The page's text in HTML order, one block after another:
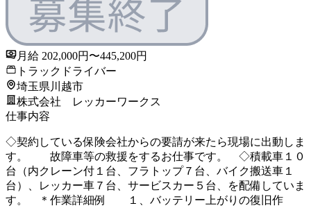
月給 202,000円〜445,200円
トラックドライバー
埼玉県川越市
株式会社 レッカーワークス
仕事内容
◇契約している保険会社からの要請が来たら現場に出動しま
す。 故障車等の救援をするお仕事です。 ◇積載車１０
台（内クレーン付１台、フラトップ７台、バイク搬送車１
台）、レッカー車７台、サービスカー５台、を配備していま
す。 ＊作業詳細例 １、バッテリー上がりの復旧作